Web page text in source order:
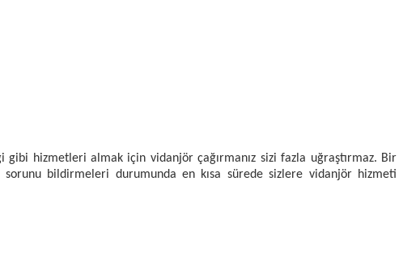
gibi hizmetleri almak için vidanjör çağırmanız sizi fazla uğraştırmaz. Bir
bildirmeleri durumunda en kısa sürede sizlere vidanjör hizmeti